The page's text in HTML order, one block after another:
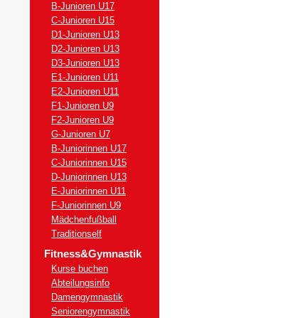
B-Junioren U17
C-Junioren U15
D1-Junioren U13
D2-Junioren U13
D3-Junioren U13
E1-Junioren U11
E2-Junioren U11
F1-Junioren U9
F2-Junioren U9
G-Junioren U7
B-Juniorinnen U17
C-Juniorinnen U15
D-Juniorinnen U13
E-Juniorinnen U11
F-Juniorinnen U9
Mädchenfußball
Traditionself
Fitness&Gymnastik
Kurse buchen
Abteilungsinfo
Damengymnastik
Seniorengymnastik